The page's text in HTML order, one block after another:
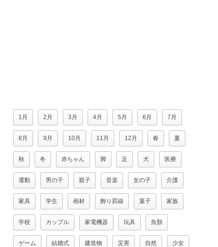
1月 2月 3月 4月 5月 6月 7月
8月 9月 10月 11月 12月 春 夏
秋 冬 赤ちゃん 脚 足 犬 医療
運動 男の子 親子 音楽 女の子 介護
家具 学生 画材 飾り罫線 菓子 家族
学校 カップル 家電機器 玩具 魚類
ゲーム 結婚式 建造物 災害 自然 少女